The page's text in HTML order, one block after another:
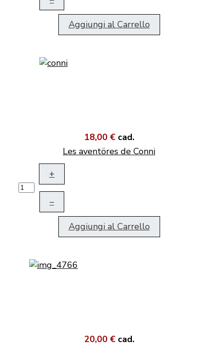
Aggiungi al Carrello
18,00 € cad.
Les aventöres de Conni
+
–
Aggiungi al Carrello
20,00 € cad.